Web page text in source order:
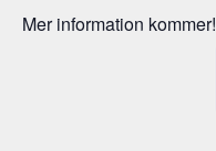
Mer information kommer!